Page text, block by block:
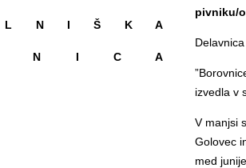
N I Š K A
N I C A
pivniku/
izvedla v
V manjsi
Golovec
med